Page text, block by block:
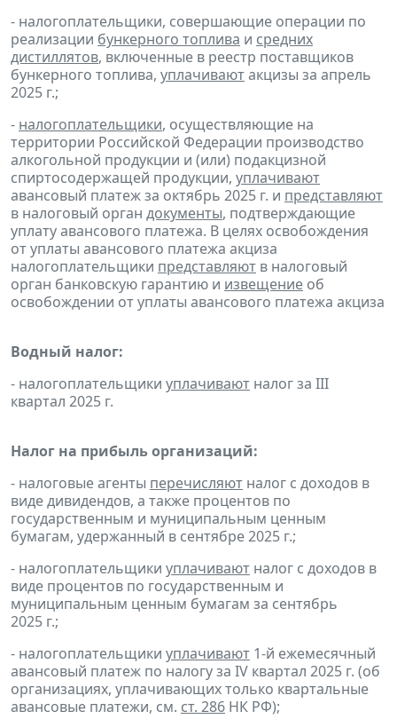
- налогоплательщики, совершающие операции по
реализации бункерного топлива и средних
дистиллятов, включенные в реестр поставщиков
бункерного топлива, уплачиваютакцизы за апрель
2025 г.;
- налогоплательщики, осуществляющие на
территории Российской Федерации производство
алкогольной продукции и (или) подакцизной
спиртосодержащей продукции, уплачивают
авансовый платеж за октябрь 2025 г. и представляют
в налоговый орган документы, подтверждающие
уплату авансового платежа. В целях освобождения
от уплаты авансового платежа акциза
налогоплательщики представляют в налоговый
орган банковскую гарантию и извещение об
освобождении от уплаты авансового платежа акциза
Водный налог:
- налогоплательщики уплачивают налог за III
квартал 2025 г.
Налог на прибыль организаций:
- налоговые агенты перечисляют налог с доходов в
виде дивидендов, а также процентов по
государственным и муниципальным ценным
бумагам, удержанный в сентябре 2025 г.;
- налогоплательщики уплачивают налог с доходов в
виде процентов по государственным и
муниципальным ценным бумагам за сентябрь
2025 г.;
- налогоплательщики уплачивают 1-й ежемесячный
авансовый платеж по налогу за IV квартал 2025 г. (об
организациях, уплачивающих только квартальные
авансовые платежи, см. ст. 286 НК РФ);